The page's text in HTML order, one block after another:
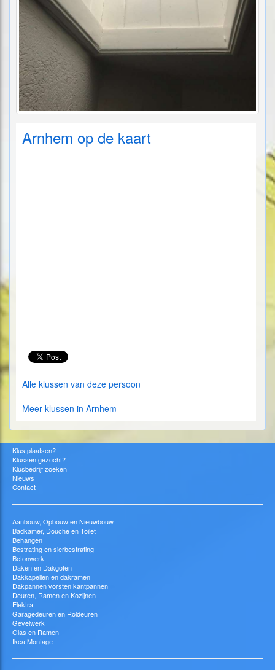
Arnhem op de kaart
Alle klussen van deze persoon
Meer klussen in Arnhem
Klus plaatsen?
Klussen gezocht?
Klusbedrijf zoeken
Nieuws
Contact
Aanbouw, Opbouw en Nieuwbouw
Badkamer, Douche en Toilet
Behangen
Bestrating en sierbestrating
Betonwerk
Daken en Dakgoten
Dakkapellen en dakramen
Dakpannen vorsten kantpannen
Deuren, Ramen en Kozijnen
Elektra
Garagedeuren en Roldeuren
Gevelwerk
Glas en Ramen
Ikea Montage